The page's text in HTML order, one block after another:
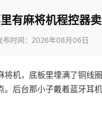
有麻将机程控器
布时间：2026年08月06日
机，底板里埋满了铜线
后台那小子戴着蓝牙耳